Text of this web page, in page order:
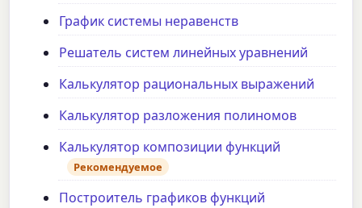
График системы неравенств
Решатель систем линейных уравнений
Калькулятор рациональных выражений
Калькулятор разложения полиномов
Калькулятор композиции функций
Рекомендуемое
Построитель графиков функций